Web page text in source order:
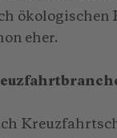
ökologischen
eher.